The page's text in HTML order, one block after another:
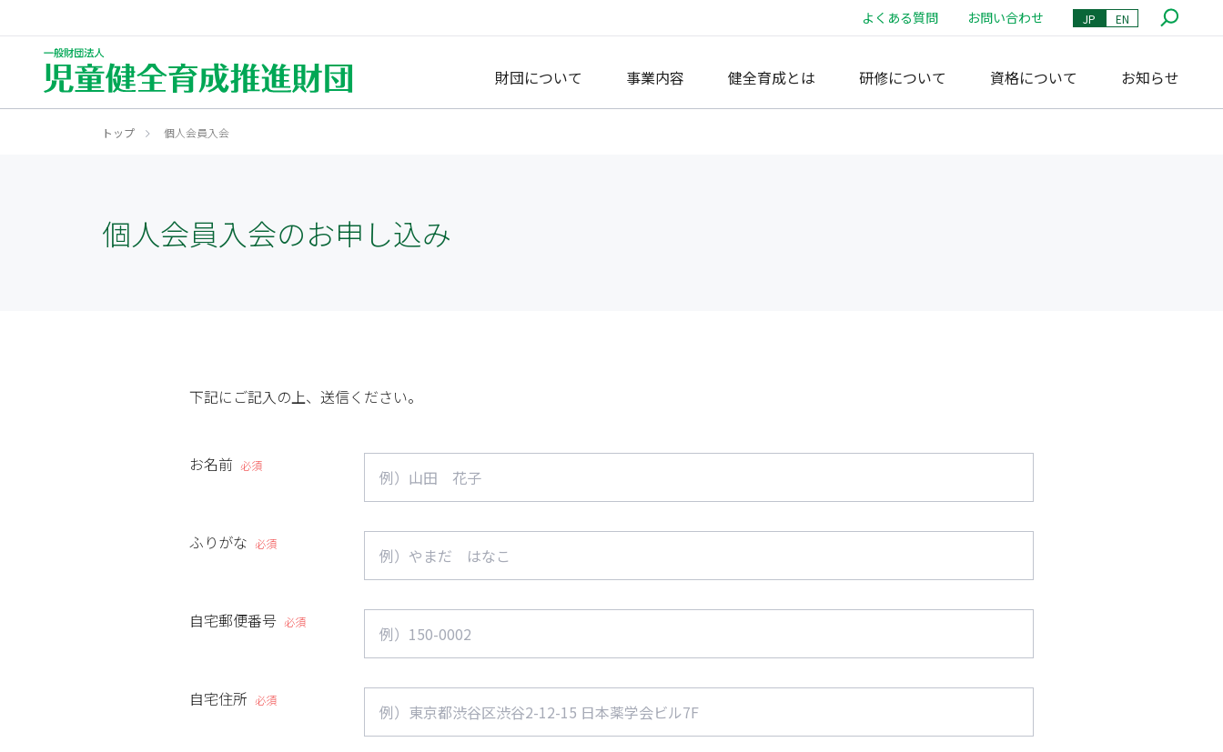
よくある質問 お問い合わせ JP EN
財団について
財団について
事業内容
事業内容
健全育成とは
健全育成とは
研修について
研修について
資格について
資格について
お知らせ
お知らせ
トップ 個人会員入会
個人会員入会のお申し込み
下記にご記入の上、送信ください。
お名前 必須
ふりがな 必須
自宅郵便番号 必須
自宅住所 必須